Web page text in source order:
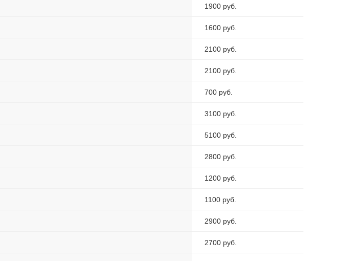
1900 руб.
1600 руб.
2100 руб.
2100 руб.
700 руб.
3100 руб.
5100 руб.
2800 руб.
1200 руб.
1100 руб.
2900 руб.
2700 руб.